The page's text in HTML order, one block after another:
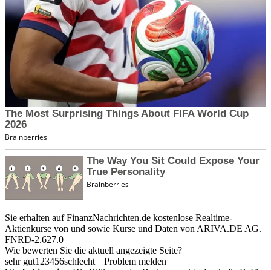
Sie erhalten auf FinanzNachrichten.de kostenlose Realtime-
Aktienkurse von und sowie Kurse und Daten von ARIVA.DE AG.
FNRD-2.627.0
Wie bewerten Sie die aktuell angezeigte Seite?
sehr gut1 23456schlecht
Problem melden